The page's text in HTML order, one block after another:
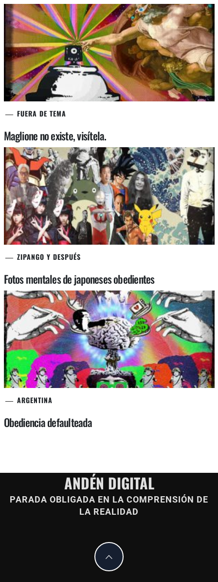
FUERA DE TEMA
Maglione no existe, visítela.
ZIPANGO Y DESPUÉS
Fotos mentales de japoneses obedientes
ARGENTINA
Obediencia defaulteada
ANDÉN DIGITAL
PARADA OBLIGADA EN LA COMPRENSIÓN DE
LA REALIDAD